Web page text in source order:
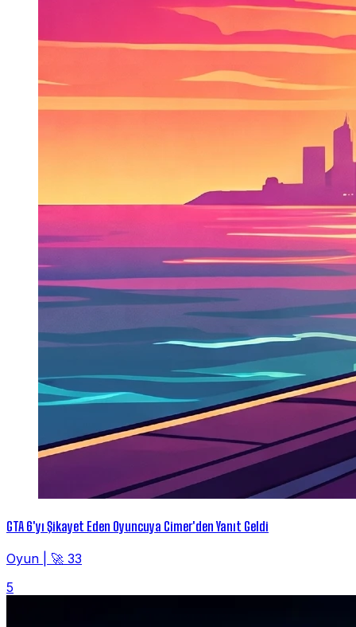
GTA 6'yı Şikayet Eden Oyuncuya Cimer'den Yanıt Geldi
Oyun
🚀 33
5